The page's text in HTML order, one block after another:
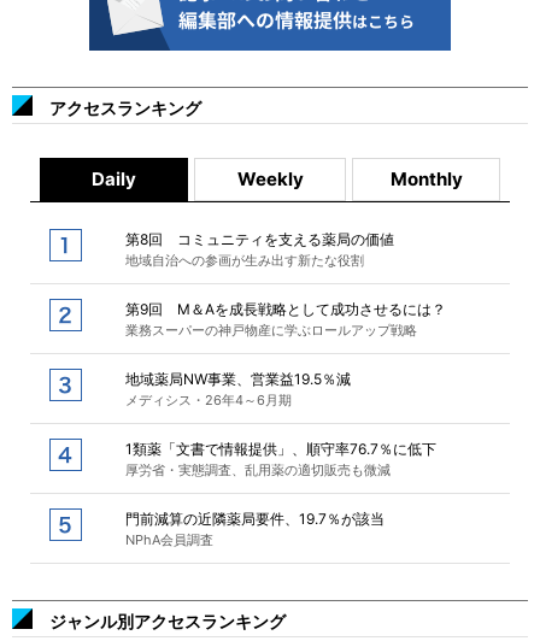
アクセスランキング
Daily Weekly Monthly
第8回 コミュニティを支える薬局の価値
地域自治への参画が生み出す新たな役割
第9回 M＆Aを成長戦略として成功させるには？
業務スーパーの神戸物産に学ぶロールアップ戦略
地域薬局NW事業、営業益19.5％減
メディシス・26年4～6月期
1類薬「文書で情報提供」、順守率76.7％に低下
厚労省・実態調査、乱用薬の適切販売も微減
門前減算の近隣薬局要件、19.7％が該当
NPhA会員調査
ジャンル別アクセスランキング